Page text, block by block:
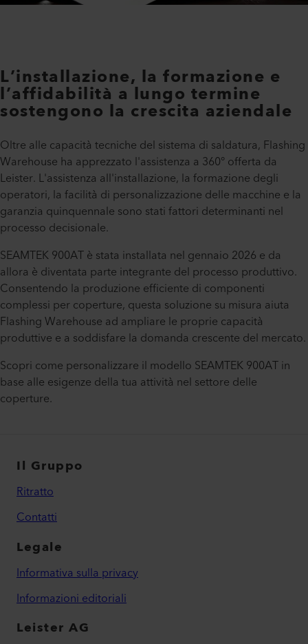
L’installazione, la formazione e
l’affidabilità a lungo termine
sostengono la crescita aziendale
Oltre alle capacità tecniche del sistema di saldatura, Flashing
Warehouse ha apprezzato l'assistenza a 360° offerta da
Leister. L'assistenza all'installazione, la formazione degli
operatori, la facilità di personalizzazione delle macchine e la
garanzia quinquennale sono stati fattori determinanti nel
processo decisionale.
SEAMTEK 900AT è stata installata nel gennaio 2026 e da
allora è diventata parte integrante del processo produttivo.
Consentendo la produzione efficiente di componenti
complessi per coperture, questa soluzione su misura aiuta
Flashing Warehouse ad ampliare le proprie capacità
produttive e a soddisfare la domanda crescente del mercato.
Scopri come personalizzare il modello SEAMTEK 900AT in
base alle esigenze della tua attività nel settore delle
coperture.
Il Gruppo
Ritratto
Contatti
Legale
Informativa sulla privacy
Informazioni editoriali
Leister AG